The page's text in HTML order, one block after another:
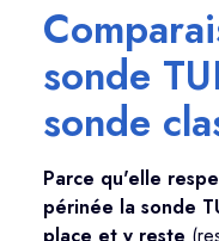
sonde
sonde
Parce qu'elle
périnée la sonde